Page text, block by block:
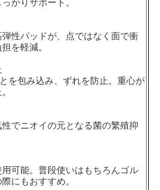
かりサポート。
性パッドが、点ではなく面で衝
を軽減。
を包み込み、ずれを防止。重心が
でニオイの元となる菌の繁殖抑
可能。普段使いはもちろんゴル
にもおすすめ。